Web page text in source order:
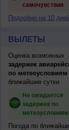
самочувствия
Подробно на 10
ВЫЛЕТЫ
Оценка возможных
задержек
по метеоусловиям
ближайшие сутки
Не ожидается
задержек по
метеоусловиям
Погода по